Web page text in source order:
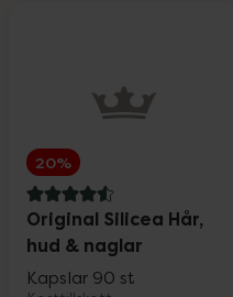
20%
4.6 av 5 i omdöme
Original Silicea Hår,
hud & naglar
Kapslar 90 st